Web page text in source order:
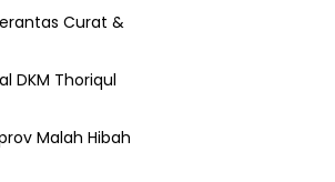
Curat &
DKM Thoriqul
Malah Hibah